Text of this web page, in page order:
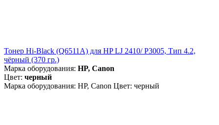
Тонер Hi-Black (Q6511A) для HP LJ 2410/ P3005, Тип 4.2,
чёрный (370 гр.)
Марка оборудования: HP, Canon
Цвет: черный
Марка оборудования: HP, Canon Цвет: черный